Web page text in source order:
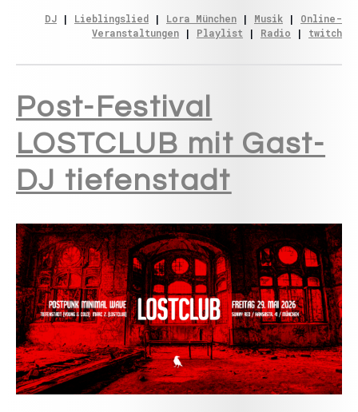
DJ | Lieblingslied | Lora München | Musik | Online-
Veranstaltungen | Playlist | Radio | twitch
Post-Festival
LOSTCLUB mit Gast-
DJ tiefenstadt